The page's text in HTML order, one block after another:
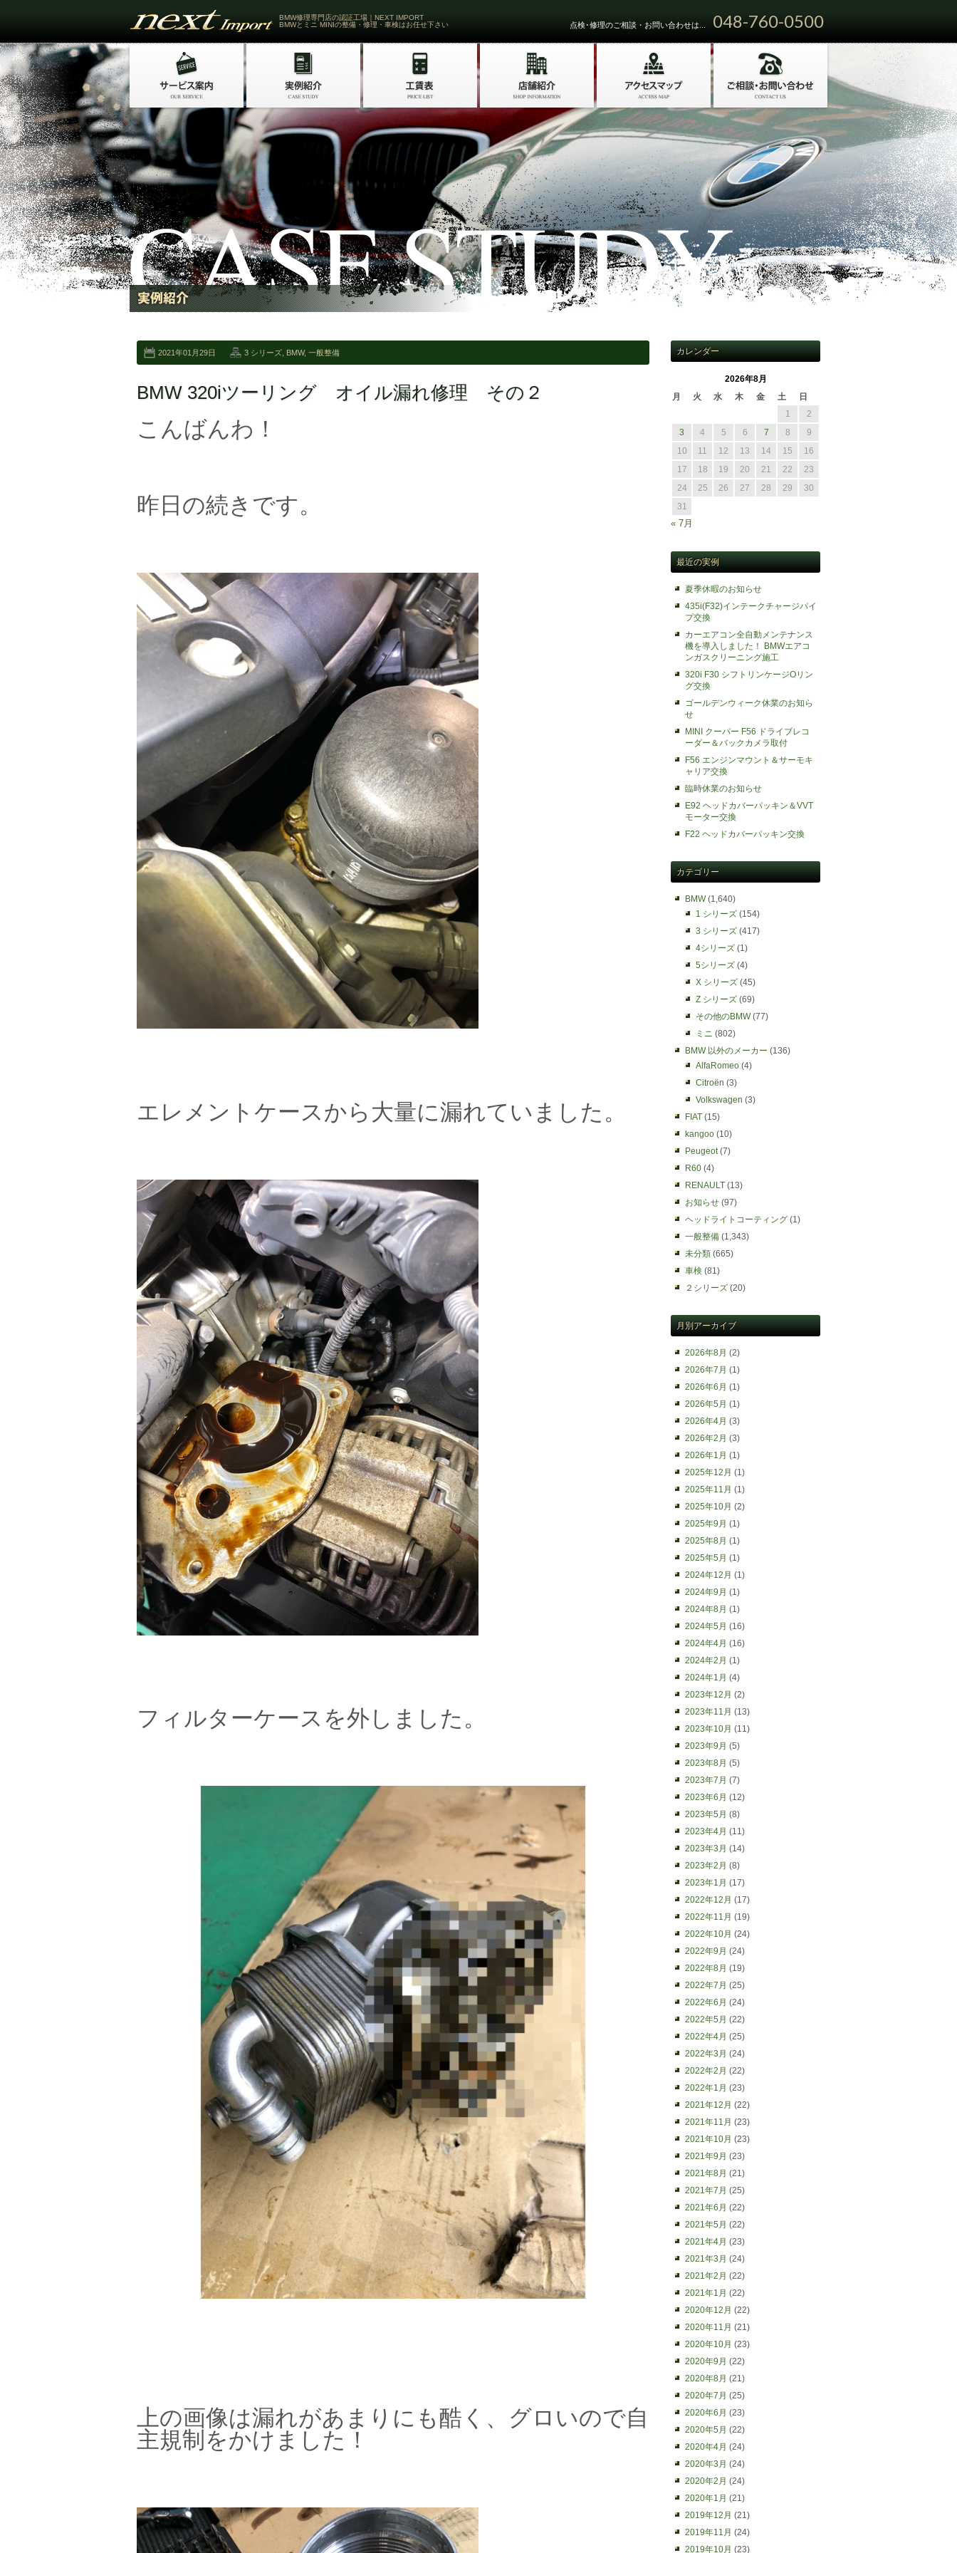
BMW修理専門店の認証工場｜NEXT IMPORT
BMWとミニ MINIの整備・修理・車検はお任せ下さい
点検･修理のご相談・お問い合わせは... 048-760-0500
2021年01月29日 3 シリーズ BMW, 一般整備
BMW 320iツーリング オイル漏れ修理 その２
こんばんわ！
昨日の続きです。
エレメントケースから大量に漏れていました。
フィルターケースを外しました。
上の画像は漏れがあまりにも酷く、グロいので自
主規制をかけました！
カレンダー
2026年8月
月
火 水 木 金 土
日
1
2
3
4 5 6 7 8
9
10
11 12 13 14 15
16
17
18 19 20 21 22
23
24
25 26 27 28 29
30
31
« 7月
最近の実例
夏季休暇のお知らせ
435i(F32)インテークチャージパイ
プ交換
カーエアコン全自動メンテナンス
機を導入しました！ BMWエアコ
ンガスクリーニング施工
320i F30 シフトリンケージOリン
グ交換
ゴールデンウィーク休業のお知ら
せ
MINI クーパー F56 ドライブレコ
ーダー＆バックカメラ取付
F56 エンジンマウント＆サーモキ
ャリア交換
臨時休業のお知らせ
E92 ヘッドカバーパッキン＆VVT
モーター交換
F22 ヘッドカバーパッキン交換
カテゴリー
BMW(1,640)
1 シリーズ (154)
3 シリーズ (417)
4シリーズ (1)
5シリーズ (4)
X シリーズ (45)
Z シリーズ (69)
その他のBMW(77)
ミニ (802)
BMW 以外のメーカー (136)
AlfaRomeo (4)
Citroën (3)
Volkswagen (3)
FIAT (15)
kangoo (10)
Peugeot(7)
R60 (4)
RENAULT (13)
お知らせ (97)
ヘッドライトコーティング (1)
一般整備 (1,343)
未分類 (665)
車検 (81)
２シリーズ (20)
月別アーカイブ
2026年8月 (2)
2026年7月 (1)
2026年6月 (1)
2026年5月 (1)
2026年4月 (3)
2026年2月 (3)
2026年1月 (1)
2025年12月 (1)
2025年11月 (1)
2025年10月 (2)
2025年9月 (1)
2025年8月 (1)
2025年5月 (1)
2024年12月 (1)
2024年9月 (1)
2024年8月 (1)
2024年5月 (16)
2024年4月 (16)
2024年2月 (1)
2024年1月 (4)
2023年12月 (2)
2023年11月 (13)
2023年10月 (11)
2023年9月 (5)
2023年8月 (5)
2023年7月 (7)
2023年6月 (12)
2023年5月 (8)
2023年4月 (11)
2023年3月 (14)
2023年2月 (8)
2023年1月 (17)
2022年12月 (17)
2022年11月 (19)
2022年10月 (24)
2022年9月 (24)
2022年8月 (19)
2022年7月 (25)
2022年6月 (24)
2022年5月 (22)
2022年4月 (25)
2022年3月 (24)
2022年2月 (22)
2022年1月 (23)
2021年12月 (22)
2021年11月 (23)
2021年10月 (23)
2021年9月 (23)
2021年8月 (21)
2021年7月 (25)
2021年6月 (22)
2021年5月 (22)
2021年4月 (23)
2021年3月 (24)
2021年2月 (22)
2021年1月 (22)
2020年12月 (22)
2020年11月 (21)
2020年10月 (23)
2020年9月 (22)
2020年8月 (21)
2020年7月 (25)
2020年6月 (23)
2020年5月 (22)
2020年4月 (24)
2020年3月 (24)
2020年2月 (24)
2020年1月 (21)
2019年12月 (21)
2019年11月 (24)
2019年10月 (23)